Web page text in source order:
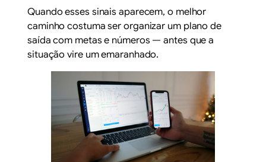
Quando esses sinais aparecem, o melhor
caminho costuma ser organizar um plano de
saída com metas e números — antes que a
situação vire um emaranhado.